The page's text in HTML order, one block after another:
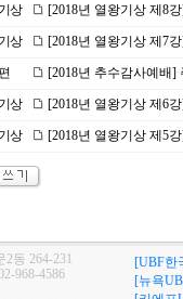
상 [2018년 열왕기상 제8
상 [2018년 열왕기상 제7
[2018년 추수감사예배]
상 [2018년 열왕기상 제6
상 [2018년 열왕기상 제5
동 264-231
968-4586
[UBF한
[뉴욕